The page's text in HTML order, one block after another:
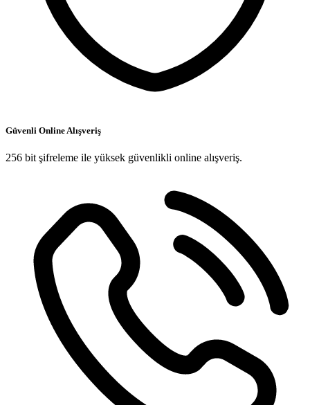
Güvenli Online Alışveriş
256 bit şifreleme ile yüksek güvenlikli online alışveriş.